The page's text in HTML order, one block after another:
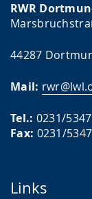
RWR
44287
Mail:
Tel.: 0231/
Fax: 0231/
Links